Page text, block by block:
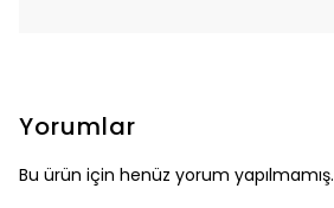
Yorumlar
Bu ürün için henüz yorum yapılmamış.